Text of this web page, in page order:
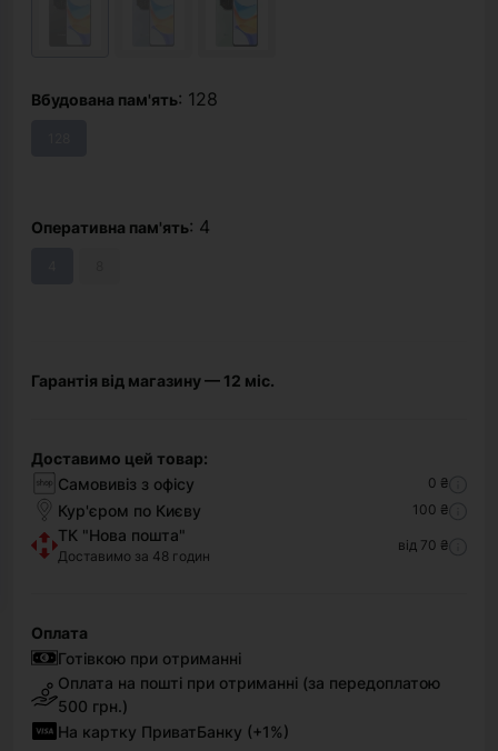
Вбудована пам'ять: 128
Оперативна пам'ять: 4
Гарантія від магазину — 12 міс.
Доставимо цей товар:
Самовивіз з офісу
0 ₴
Кур'єром по Києву 100 ₴
ТК "Нова пошта"
Доставимо за 48 годин
від 70 ₴
Оплата
Готівкою при отриманні
Оплата на пошті при отриманні (за передоплатою
500 грн.)
На картку ПриватБанку (+1%)